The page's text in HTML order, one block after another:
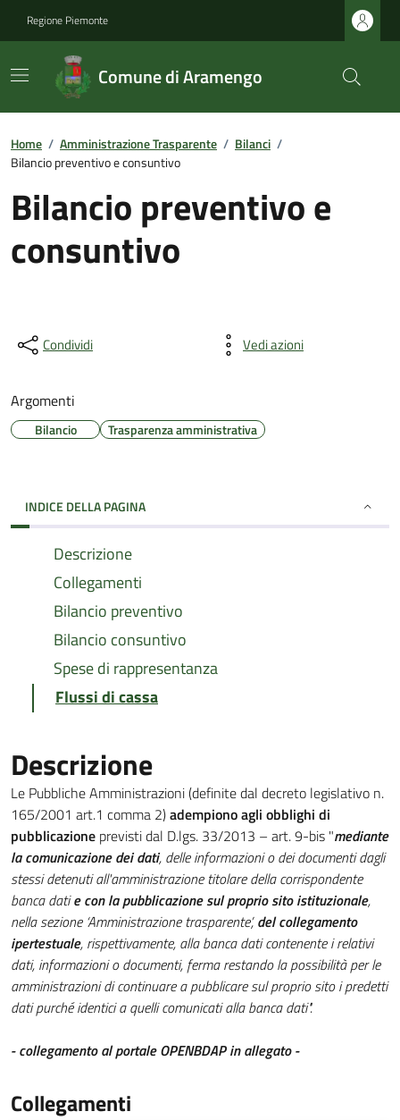
Regione Piemonte
Comune di Aramengo
Home / Amministrazione Trasparente / Bilanci /
Bilancio preventivo e consuntivo
Bilancio preventivo e
consuntivo
Condividi Vedi azioni
Argomenti
Bilancio Trasparenza amministrativa
INDICE DELLA PAGINA
Descrizione
Collegamenti
Bilancio preventivo
Bilancio consuntivo
Spese di rappresentanza
Flussi di cassa
Descrizione
Le Pubbliche Amministrazioni (definite dal decreto legislativo n.
165/2001 art.1 comma 2)adempiono agli obblighi di
pubblicazione previsti dal D.lgs. 33/2013 – art. 9-bis "mediante
la comunicazione dei dati, delle informazioni o dei documenti dagli
stessi detenuti all'amministrazione titolare della corrispondente
banca datie con la pubblicazione sul proprio sito istituzionale,
nella sezione ‘Amministrazione trasparente’,del collegamento
ipertestuale, rispettivamente, alla banca dati contenente i relativi
dati, informazioni o documenti, ferma restando la possibilità per le
amministrazioni di continuare a pubblicare sul proprio sito i predetti
dati purché identici a quelli comunicati alla banca dati".
- collegamento al portale OPENBDAP in allegato -
Collegamenti